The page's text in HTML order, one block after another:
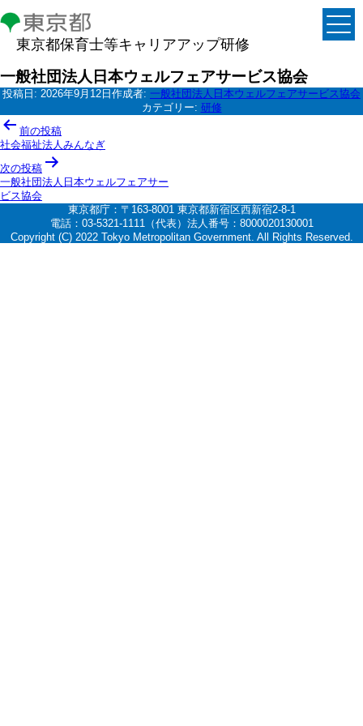
東京都保育士等キャリアアップ研修
一般社団法人日本ウェルフェアサービス協会
投稿日: 2026年9月12日 作成者: 一般社団法人日本ウェルフェアサービス協会
カテゴリー: 研修
投
稿
ナ
ビ
ゲ
ー
前の投稿
社会福祉法人みんなぎ
次の投稿
一般社団法人日本ウェルフェアサー
ビス協会
東京都庁：〒163-8001 東京都新宿区西新宿2-8-1
電話：03-5321-1111（代表）法人番号：8000020130001
Copyright (C) 2022 Tokyo Metropolitan Government. All Rights Reserved.